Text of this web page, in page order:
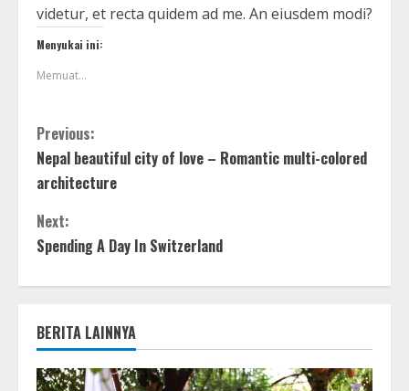
videtur, et recta quidem ad me. An eiusdem modi?
Menyukai ini:
Memuat...
Previous:
Nepal beautiful city of love – Romantic multi-colored
architecture
Next:
Spending A Day In Switzerland
BERITA LAINNYA